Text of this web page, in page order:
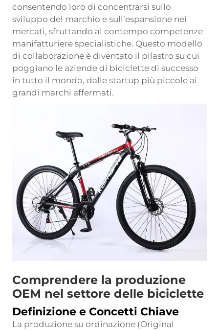
consentendo loro di concentrarsi sullo
sviluppo del marchio e sull’espansione nei
mercati, sfruttando al contempo competenze
manifatturiere specialistiche. Questo modello
di collaborazione è diventato il pilastro su cui
poggiano le aziende di biciclette di successo
in tutto il mondo, dalle startup più piccole ai
grandi marchi affermati.
Comprendere la produzione
OEM nel settore delle biciclette
Definizione e Concetti Chiave
La produzione su ordinazione (Original